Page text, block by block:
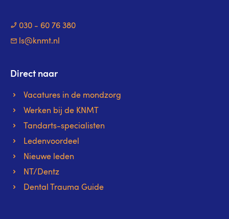
030 - 60 76 380
ls@knmt.nl
Direct naar
Vacatures in de mondzorg
Werken bij de KNMT
Tandarts-specialisten
Ledenvoordeel
Nieuwe leden
NT/Dentz
Dental Trauma Guide